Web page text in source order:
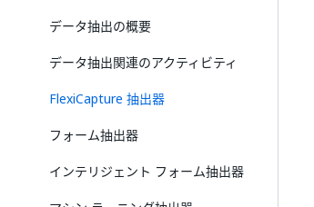
データ抽出の概要
データ抽出関連のアクティビティ
FlexiCapture 抽出器
フォーム抽出器
インテリジェント フォーム抽出器